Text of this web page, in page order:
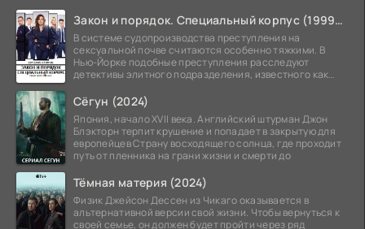
Закон и порядок. Специальный корпус (1999-2026)
В системе судопроизводства преступления на
сексуальной почве считаются особенно тяжкими. В
Нью-Йорке подобные преступления расследуют
детективы элитного подразделения, известного как
Сёгун (2024)
Япония, начало XVII века. Английский штурман Джон
Блэкторн терпит крушение и попадает в закрытую для
европейцев Страну восходящего солнца, где проходит
путь от пленника на грани жизни и смерти до
Тёмная материя (2024)
Физик Джейсон Дессен из Чикаго оказывается в
альтернативной версии свой жизни. Чтобы вернуться к
своей семье, он должен будет пройти через ряд